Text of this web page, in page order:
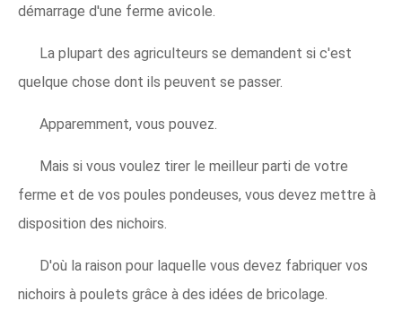
démarrage d'une ferme avicole.
La plupart des agriculteurs se demandent si c'est
quelque chose dont ils peuvent se passer.
Apparemment, vous pouvez.
Mais si vous voulez tirer le meilleur parti de votre
ferme et de vos poules pondeuses, vous devez mettre à
disposition des nichoirs.
D'où la raison pour laquelle vous devez fabriquer vos
nichoirs à poulets grâce à des idées de bricolage.